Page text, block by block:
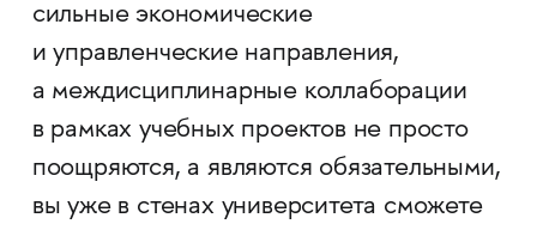
сильные экономические
и управленческие направления,
а междисциплинарные коллаборации
в рамках учебных проектов не просто
поощряются, а являются обязательными,
вы уже в стенах университета сможете